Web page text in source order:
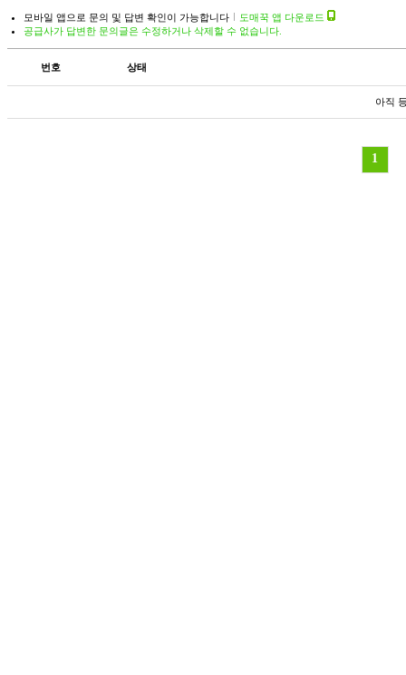
모바일 앱으로 문의 및 답변 확인이 가능합니다
도매꾹 앱 다운로드
공급사가 답변한 문의글은 수정하거나 삭제할 수 없습니다.
번호 상태
아직
1